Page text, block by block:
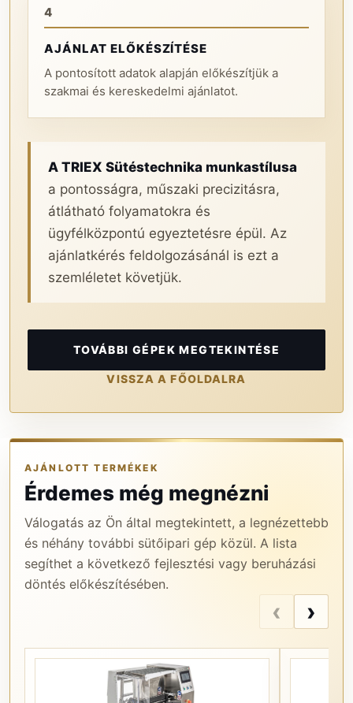
4
AJÁNLAT ELŐKÉSZÍTÉSE
A pontosított adatok alapján előkészítjük a
szakmai és kereskedelmi ajánlatot.
A TRIEX Sütéstechnika munkastílusa
a pontosságra, műszaki precizitásra,
átlátható folyamatokra és
ügyfélközpontú egyeztetésre épül. Az
ajánlatkérés feldolgozásánál is ezt a
szemléletet követjük.
TOVÁBBI GÉPEK MEGTEKINTÉSE
VISSZA A FŐOLDALRA
AJÁNLOTT TERMÉKEK
Érdemes még megnézni
Válogatás az Ön által megtekintett, a legnézettebb
és néhány további sütőipari gép közül. A lista
segíthet a következő fejlesztési vagy beruházási
döntés előkészítésében.
‹ ›